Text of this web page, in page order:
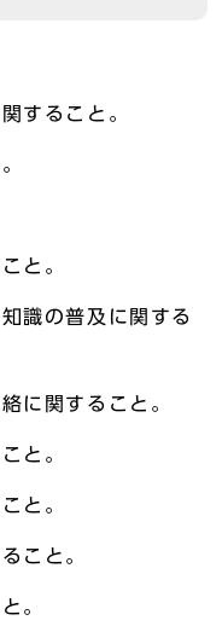
すること。
と。
識の普及に関する
に関すること。
と。
と。
こと。
。